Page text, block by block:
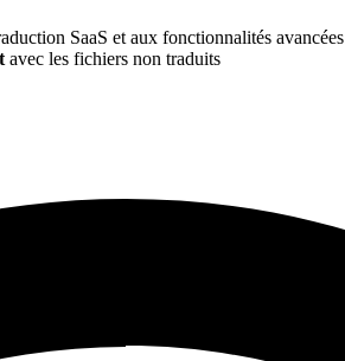
SaaS et aux fonctionnalités avancées
avec les fichiers non traduits